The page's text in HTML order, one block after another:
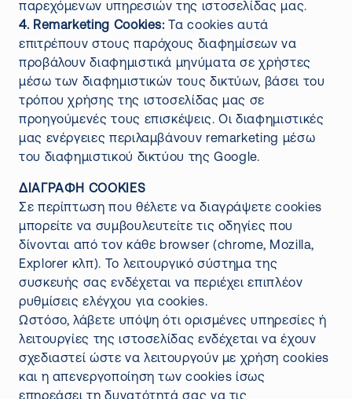
παρεχόμενων υπηρεσιών της ιστοσελίδας μας.
4. Remarketing Cookies: Τα cookies αυτά
επιτρέπουν στους παρόχους διαφημίσεων να
προβάλουν διαφημιστικά μηνύματα σε χρήστες
μέσω των διαφημιστικών τους δικτύων, βάσει του
τρόπου χρήσης της ιστοσελίδας μας σε
προηγούμενές τους επισκέψεις. Οι διαφημιστικές
μας ενέργειες περιλαμβάνουν remarketing μέσω
του διαφημιστικού δικτύου της Google.
ΔΙΑΓΡΑΦΗ COOKIES
Σε περίπτωση που θέλετε να διαγράψετε cookies
μπορείτε να συμβουλευτείτε τις οδηγίες που
δίνονται από τον κάθε browser (chrome, Mozilla,
Explorer κλπ). Το λειτουργικό σύστημα της
συσκευής σας ενδέχεται να περιέχει επιπλέον
ρυθμίσεις ελέγχου για cookies.
Ωστόσο, λάβετε υπόψη ότι ορισμένες υπηρεσίες ή
λειτουργίες της ιστοσελίδας ενδέχεται να έχουν
σχεδιαστεί ώστε να λειτουργούν με χρήση cookies
και η απενεργοποίηση των cookies ίσως